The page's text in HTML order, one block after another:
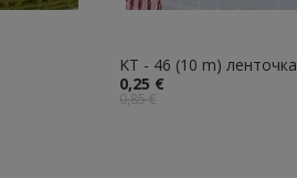
KT - 46 (10 m) ленточка
0,25 €
0,85 €